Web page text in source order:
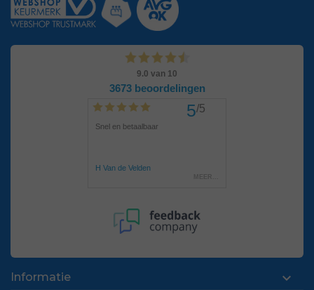
Informatie 